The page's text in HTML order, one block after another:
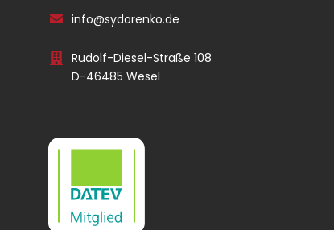
info@sydorenko.de
Rudolf-Diesel-Straße 108
D-46485 Wesel